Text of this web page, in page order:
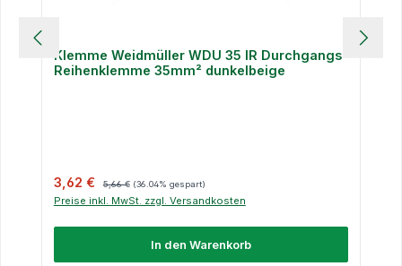
Klemme Weidmüller WDU 35 IR Durchgangs-
Reihenklemme 35mm² dunkelbeige
Verkaufspreis:
3,62 € 5,66 € (36.04% gespart)
Preise inkl. MwSt. zzgl. Versandkosten
In den Warenkorb